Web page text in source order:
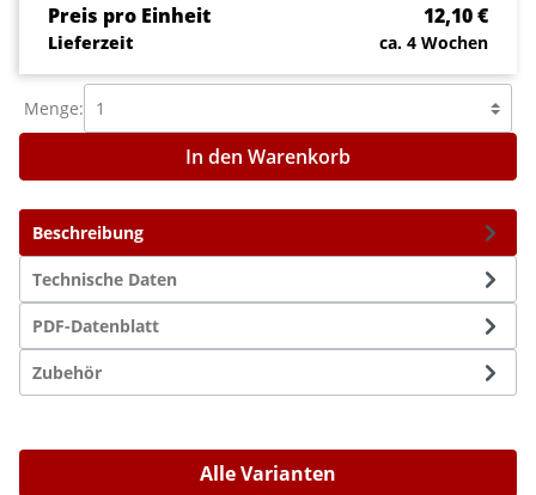
Beschreibung
Technische Daten
PDF-Datenblatt
Zubehör
Preis pro Einheit 12,10 €
Lieferzeit ca. 4 Wochen
Menge:
In den Warenkorb
Alle Varianten